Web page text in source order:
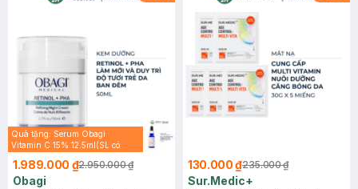
Quà tặng: Serum Obagi
Vitamin C 15% 12.5ml(SL có
1.989.000 ₫2.950.000 ₫
Obagi
130.000 ₫235.000 ₫
Sur.Medic+